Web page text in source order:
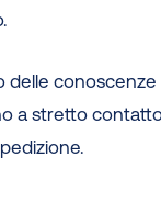
delle
a stretto